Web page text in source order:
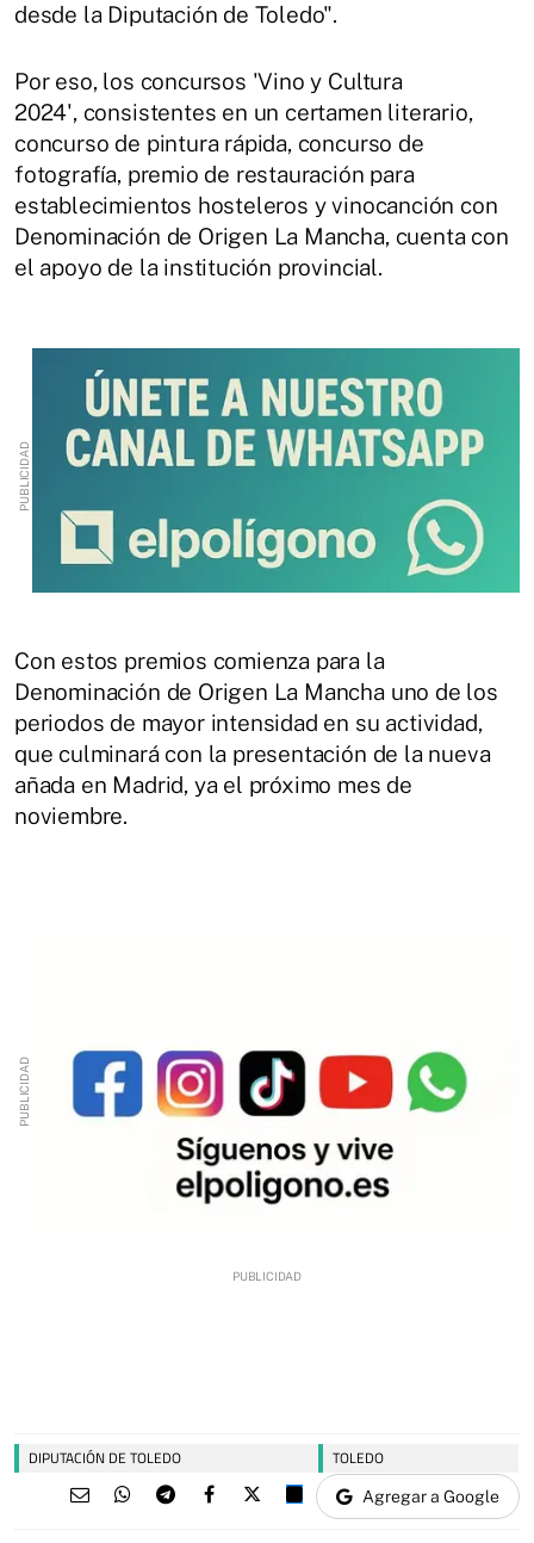
desde la Diputación de Toledo".
Por eso, los concursos 'Vino y Cultura
2024', consistentes en un certamen literario,
concurso de pintura rápida, concurso de
fotografía, premio de restauración para
establecimientos hosteleros y vinocanción con
Denominación de Origen La Mancha, cuenta con
el apoyo de la institución provincial.
Con estos premios comienza para la
Denominación de Origen La Mancha uno de los
periodos de mayor intensidad en su actividad,
que culminará con la presentación de la nueva
añada en Madrid, ya el próximo mes de
noviembre.
DIPUTACIÓN DE TOLEDO TOLEDO
Agregar a Google